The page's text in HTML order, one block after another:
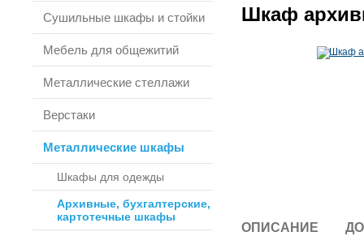
Сушильные шкафы и стойки
Мебель для общежитий
Металлические стеллажи
Верстаки
Металлические шкафы
Шкафы для одежды
Архивные, бухгалтерские,
картотечные шкафы
Шкаф
ОПИСАНИЕ